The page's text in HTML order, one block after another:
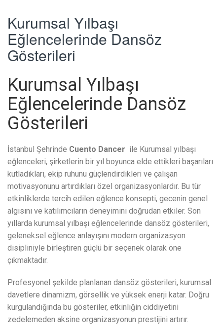
Kurumsal Yılbaşı
Eğlencelerinde Dansöz
Gösterileri
Kurumsal Yılbaşı
Eğlencelerinde Dansöz
Gösterileri
İstanbul Şehrinde Cuento Dancer ile Kurumsal yılbaşı
eğlenceleri, şirketlerin bir yıl boyunca elde ettikleri başarıları
kutladıkları, ekip ruhunu güçlendirdikleri ve çalışan
motivasyonunu artırdıkları özel organizasyonlardır. Bu tür
etkinliklerde tercih edilen eğlence konsepti, gecenin genel
algısını ve katılımcıların deneyimini doğrudan etkiler. Son
yıllarda kurumsal yılbaşı eğlencelerinde dansöz gösterileri,
geleneksel eğlence anlayışını modern organizasyon
disipliniyle birleştiren güçlü bir seçenek olarak öne
çıkmaktadır.
Profesyonel şekilde planlanan dansöz gösterileri, kurumsal
davetlere dinamizm, görsellik ve yüksek enerji katar. Doğru
kurgulandığında bu gösteriler, etkinliğin ciddiyetini
zedelemeden aksine organizasyonun prestijini artırır.